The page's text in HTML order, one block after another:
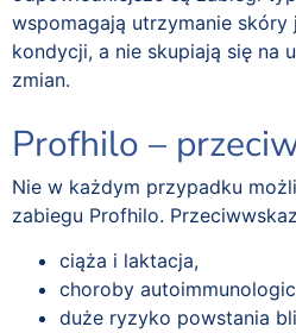
wspomagają utrzymanie skóry
kondycji, a nie skupiają się na
zmian.
Profhilo –
Nie w każdym przypadku
zabiegu Profhilo.
ciąża i laktacja,
choroby
duże ryzyko powstania